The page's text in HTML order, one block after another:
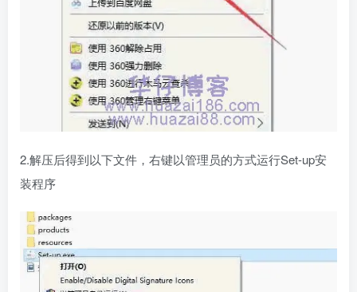
2.解压后得到以下文件，右键以管理员的方式运行Set-up安
装程序